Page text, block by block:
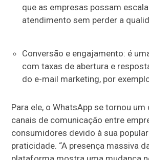
que as empresas possam
atendimento sem perder a
Conversão e engajamento: é
com taxas de abertura e
do e-mail marketing, por
Para ele, o WhatsApp se tornou
canais de comunicação entre
consumidores devido à sua
praticidade. “A presença massiva